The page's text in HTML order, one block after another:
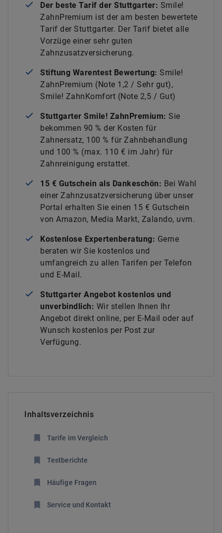
Der beste Tarif der Stuttgarter: Smile!
ZahnPremium ist der am besten bewertete
Tarif der Stuttgarter. Der Tarif bietet alle
Vorzüge einer sehr guten
Zahnzusatzversicherung.
Stiftung Warentest Bewertung: Smile!
ZahnPremium (Note 1,2 / Sehr gut),
Smile! ZahnKomfort (Note 2,5 / Gut)
Stuttgarter Smile! ZahnPremium: Sie
bekommen 90 % der Kosten für
Zahnersatz, 100 % für Zahnbehandlung
und 100 % (max. 110 € im Jahr) für
Zahnreinigung erstattet.
15 € Gutschein als Dankeschön: Bei Wahl
einer Zahnzusatzversicherung über unser
Portal erhalten Sie einen 15 € Gutschein
von Amazon, Media Markt, Zalando, uvm.
Kostenlose Expertenberatung: Gerne
beraten wir Sie kostenlos und
umfangreich zu allen Tarifen per Telefon
und E-Mail.
Stuttgarter Angebot kostenlos und
unverbindlich: Wir stellen Ihnen Ihr
Angebot direkt online, per E-Mail oder auf
Wunsch kostenlos per Post zur
Verfügung.
Inhaltsverzeichnis
Tarife im Vergleich
Testberichte
Häufige Fragen
Service und Kontakt